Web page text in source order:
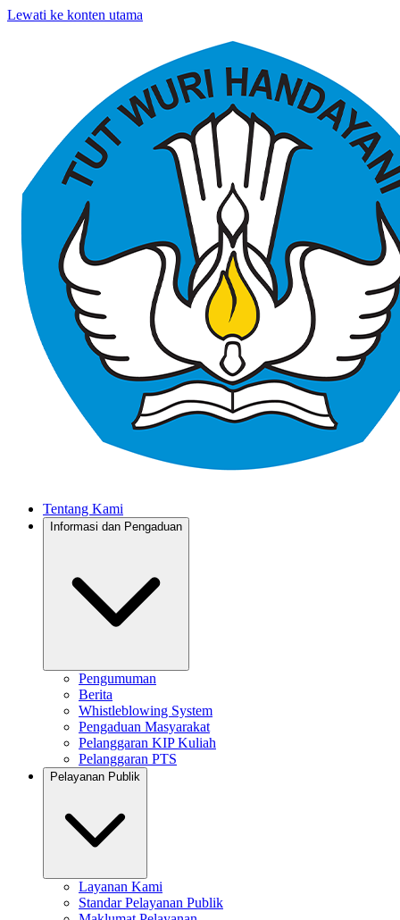
Lewati ke konten utama
Tentang Kami
Informasi dan Pengaduan
Pengumuman
Berita
Whistleblowing System
Pengaduan Masyarakat
Pelanggaran KIP Kuliah
Pelanggaran PTS
Pelayanan Publik
Layanan Kami
Standar Pelayanan Publik